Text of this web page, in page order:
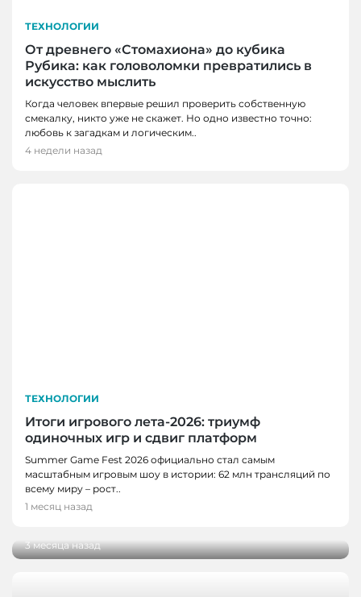
ТЕХНОЛОГИИ
От древнего «Стомахиона» до кубика
Рубика: как головоломки превратились в
искусство мыслить
Когда человек впервые решил проверить собственную
смекалку, никто уже не скажет. Но одно известно точно:
любовь к загадкам и логическим..
4 недели назад
ТЕХНОЛОГИИ
Итоги игрового лета-2026: триумф
одиночных игр и сдвиг платформ
Summer Game Fest 2026 официально стал самым
масштабным игровым шоу в истории: 62 млн трансляций по
всему миру – рост..
1 месяц назад
НОВОСТИ, НОВОСТИ КЕМЕРОВО,
ТЕХНОЛОГИИ
Разработку кузбасских ученых внедрили на
производстве антибактериального
3 месяца назад